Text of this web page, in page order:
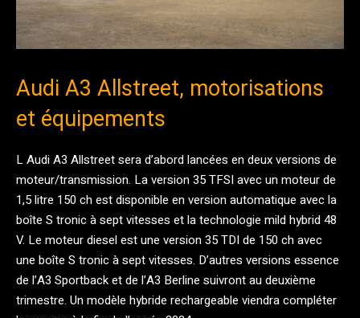
Audi A3 Allstreet, motorisations
et équipements
L Audi A3 Allstreet sera d’abord lancées en deux versions de
moteur/transmission. La version 35 TFSI avec un moteur de
1,5 litre 150 ch est disponible en version automatique avec la
boîte S tronic à sept vitesses et la technologie mild hybrid 48
V. Le moteur diesel est une version 35 TDI de 150 ch avec
une boîte S tronic à sept vitesses. D’autres versions essence
de l’A3 Sportback et de l’A3 Berline suivront au deuxième
trimestre. Un modèle hybride rechargeable viendra compléter